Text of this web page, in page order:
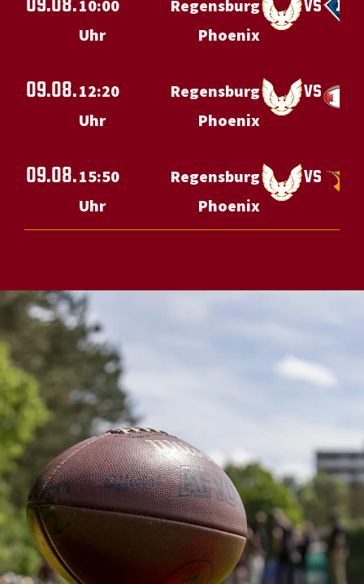
10:00
Uhr
Regensburg
Phoenix
09.08.12:20
Uhr
Regensburg
Phoenix
vs
09.08.15:50
Uhr
Regensburg
Phoenix
vs